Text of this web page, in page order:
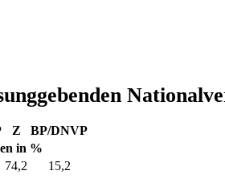
Z
BP/DNVP
in %
74,2 15,2